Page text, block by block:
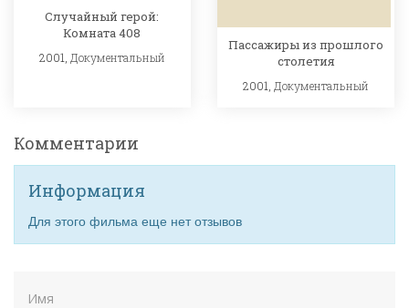
Случайный герой:
Комната 408
2001, Документальный
Пассажиры из прошлого
столетия
2001,Документальный
Комментарии
Информация
Для этого фильма еще нет отзывов